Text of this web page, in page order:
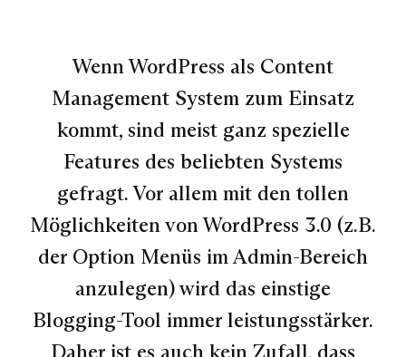
Wenn WordPress als Content
Management System zum Einsatz
kommt, sind meist ganz spezielle
Features des beliebten Systems
gefragt. Vor allem mit den tollen
Möglichkeiten von WordPress 3.0 (z.B.
der Option Menüs im Admin-Bereich
anzulegen) wird das einstige
Blogging-Tool immer leistungsstärker.